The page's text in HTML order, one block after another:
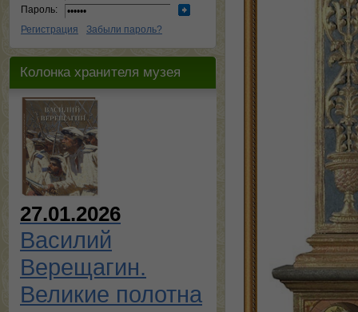
Пароль:
Регистрация
Забыли пароль?
Колонка хранителя музея
27.01.2026
Василий
Верещагин.
Великие полотна